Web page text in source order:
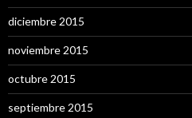
diciembre 2015
noviembre 2015
octubre 2015
septiembre 2015